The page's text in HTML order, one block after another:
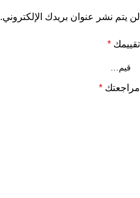
لن يتم نشر عنوان بريدك الإلكتروني.
تقييمك *
مراجعتك *